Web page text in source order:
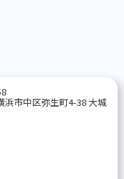
浜市中区弥生町4-38 大城